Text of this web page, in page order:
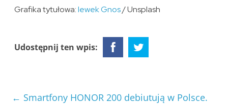
Grafika tytułowa:Iewek Gnos/ Unsplash
Udostępnij ten wpis:
← Smartfony HONOR 200 debiutują w Polsce.